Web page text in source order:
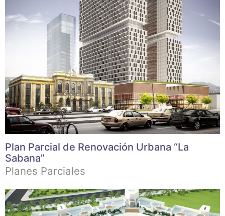
Plan Parcial de Renovación Urbana “La
Sabana”
Planes Parciales